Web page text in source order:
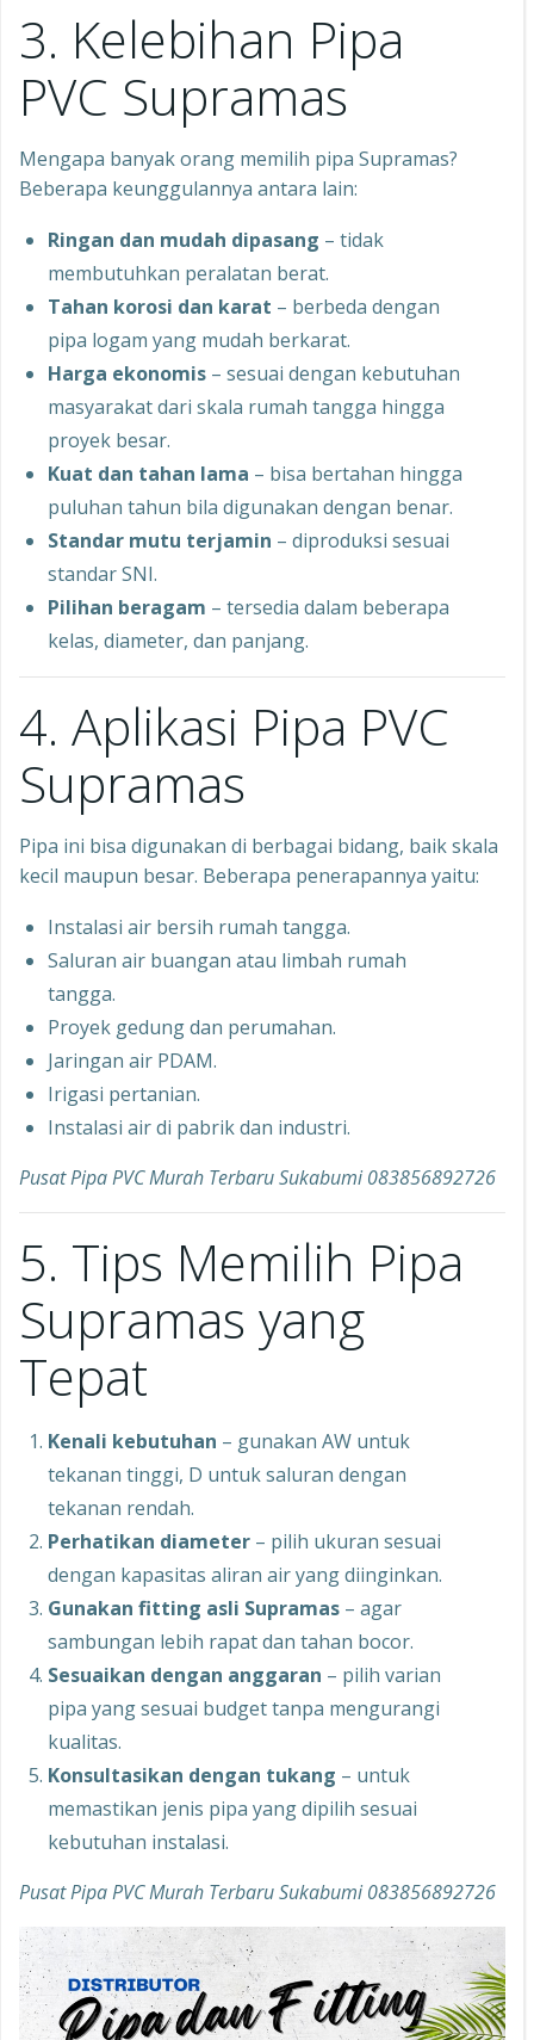
3. Kelebihan Pipa
PVC Supramas
Mengapa banyak orang memilih pipa Supramas?
Beberapa keunggulannya antara lain:
Ringan dan mudah dipasang – tidak
membutuhkan peralatan berat.
Tahan korosi dan karat – berbeda dengan
pipa logam yang mudah berkarat.
Harga ekonomis – sesuai dengan kebutuhan
masyarakat dari skala rumah tangga hingga
proyek besar.
Kuat dan tahan lama – bisa bertahan hingga
puluhan tahun bila digunakan dengan benar.
Standar mutu terjamin – diproduksi sesuai
standar SNI.
Pilihan beragam – tersedia dalam beberapa
kelas, diameter, dan panjang.
4. Aplikasi Pipa PVC
Supramas
Pipa ini bisa digunakan di berbagai bidang, baik skala
kecil maupun besar. Beberapa penerapannya yaitu:
Instalasi air bersih rumah tangga.
Saluran air buangan atau limbah rumah
tangga.
Proyek gedung dan perumahan.
Jaringan air PDAM.
Irigasi pertanian.
Instalasi air di pabrik dan industri.
Pusat Pipa PVC Murah Terbaru Sukabumi 083856892726
5. Tips Memilih Pipa
Supramas yang
Tepat
Kenali kebutuhan – gunakan AW untuk
tekanan tinggi, D untuk saluran dengan
tekanan rendah.
Perhatikan diameter – pilih ukuran sesuai
dengan kapasitas aliran air yang diinginkan.
Gunakan fitting asli Supramas – agar
sambungan lebih rapat dan tahan bocor.
Sesuaikan dengan anggaran – pilih varian
pipa yang sesuai budget tanpa mengurangi
kualitas.
Konsultasikan dengan tukang – untuk
memastikan jenis pipa yang dipilih sesuai
kebutuhan instalasi.
Pusat Pipa PVC Murah Terbaru Sukabumi 083856892726